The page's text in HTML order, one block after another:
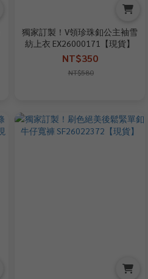
獨家訂製！V領珍珠釦公主袖雪
紡上衣 EX26000171【現貨】
NT$350
NT$580